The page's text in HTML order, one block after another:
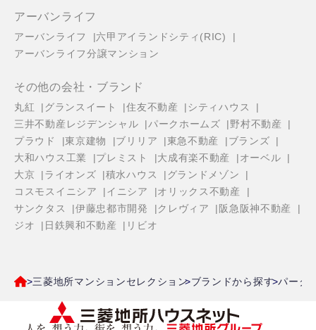
アーバンライフ
アーバンライフ
六甲アイランドシティ(RIC)
アーバンライフ分譲マンション
その他の会社・ブランド
丸紅 グランスイート 住友不動産
シティハウス
三井不動産レジデンシャル
パークホームズ
野村不動産
プラウド
東京建物 ブリリア 東急不動産
ブランズ
大和ハウス工業
プレミスト 大成有楽不動産
オーベル
大京
ライオンズ 積水ハウス
グランドメゾン
コスモスイニシア
イニシア
オリックス不動産
サンクタス
伊藤忠都市開発 クレヴィア
阪急阪神不動産
ジオ
日鉄興和不動産 リビオ
三菱地所マンションセレクション ブランドから探す パーク